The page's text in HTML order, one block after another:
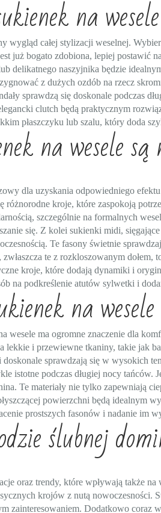
na
wygląd całej stylizacji weselnej.
już bogato zdobiona, lepiej postawić
delikatnego naszyjnika będzie
z dużych ozdób na rzecz
sprawdzą się doskonale podczas
clutch będą praktycznym
płaszczyku lub szalu, który doda
na wesele
dla uzyskania odpowiedniego
różnorodne kroje, które zaspokoją
szczególnie na formalnych
się. Z kolei sukienki midi,
Te fasony świetnie
te z rozkloszowanym dołem,
kroje, które dodają dynamiki i
na podkreślenie atutów sylwetki i
na
wesele ma ogromne znaczenie dla
i przewiewne tkaniny, takie jak
sprawdzają się w wysokich
istotne podczas długiej nocy tańców.
Te materiały nie tylko zapewniają
powierzchni będą idealnym
prostszych fasonów i nadanie im
ślubnej
oraz trendy, które wpływają także
krojów z nutą nowoczesności.
zainteresowaniem. Dodatkowo coraz